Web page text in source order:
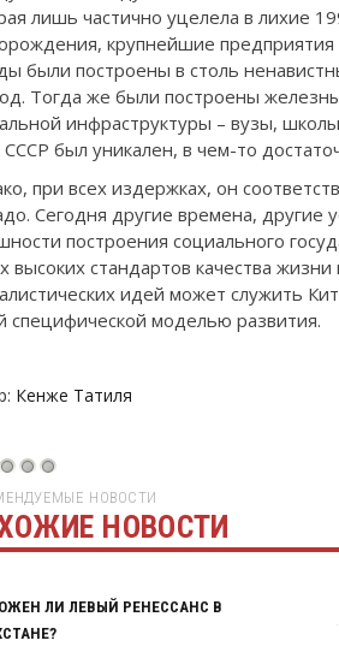
лишь частично уцелела в лихие
крупнейшие
были построены в столь
Тогда же были построены
инфраструктуры – вузы,
был уникален, в чем-то
при всех издержках, он
Сегодня другие времена, другие
построения социального
высоких стандартов качества
идей может служить
специфической моделью развития.
Кенже Татиля
НОВОСТИ
НОВОСТИ
ЛИ ЛЕВЫЙ РЕНЕССАНС В